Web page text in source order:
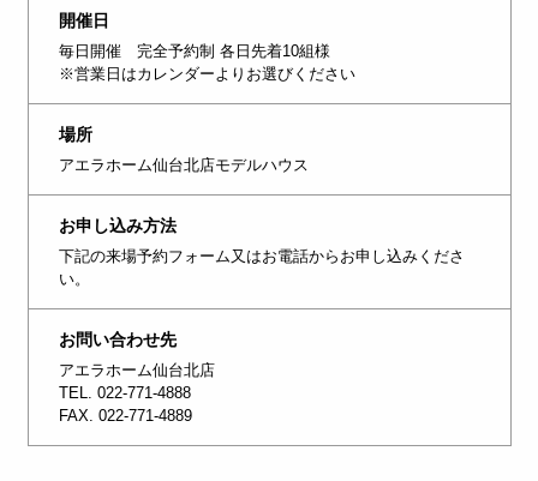
開催日
毎日開催 完全予約制 各日先着10組様
※営業日はカレンダーよりお選びください
場所
アエラホーム仙台北店モデルハウス
お申し込み方法
下記の来場予約フォーム又はお電話からお申し込みくださ
い。
お問い合わせ先
アエラホーム仙台北店
TEL. 022-771-4888
FAX. 022-771-4889